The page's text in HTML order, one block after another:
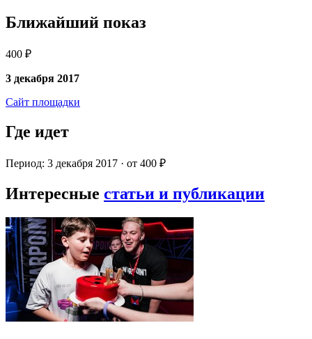
Ближайший показ
400 ₽
3 декабря 2017
Сайт площадки
Где идет
Период: 3 декабря 2017 · от 400 ₽
Интересные статьи и публикации